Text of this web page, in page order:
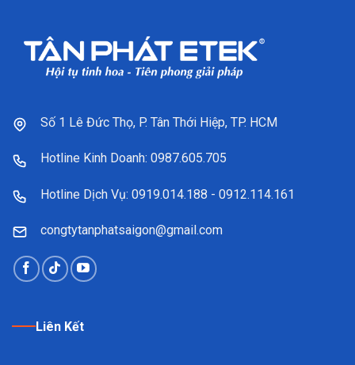
Số 1 Lê Đức Thọ, P. Tân Thới Hiệp, TP. HCM
Hotline Kinh Doanh: 0987.605.705
Hotline Dịch Vụ: 0919.014.188 - 0912.114.161
congtytanphatsaigon@gmail.com
Liên Kết